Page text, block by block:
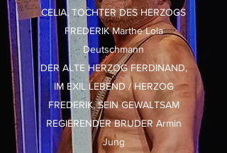
CELIA, TOCHTER DES HERZOGS
FREDERIK Marthe Lola
Deutschmann
DER ALTE HERZOG FERDINAND,
IM EXIL LEBEND / HERZOG
FREDERIK, SEIN GEWALTSAM
REGIERENDER BRUDER Armin
Jung